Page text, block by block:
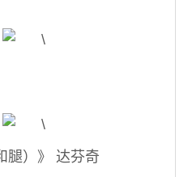
腿）》 达芬奇